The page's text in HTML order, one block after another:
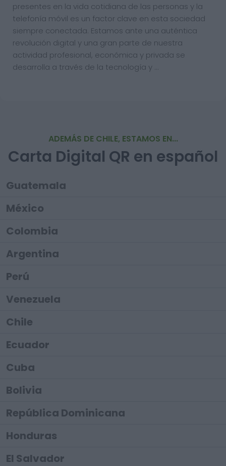
presentes en la vida cotidiana de las personas y la
telefonía móvil es un factor clave en esta sociedad
siempre conectada. Estamos ante una auténtica
revolución digital y una gran parte de nuestra
actividad profesional, económica y privada se
desarrolla a través de la tecnología y …
ADEMÁS DE CHILE, ESTAMOS EN...
Carta Digital QR en español
Guatemala
México
Colombia
Argentina
Perú
Venezuela
Chile
Ecuador
Cuba
Bolivia
República Dominicana
Honduras
El Salvador